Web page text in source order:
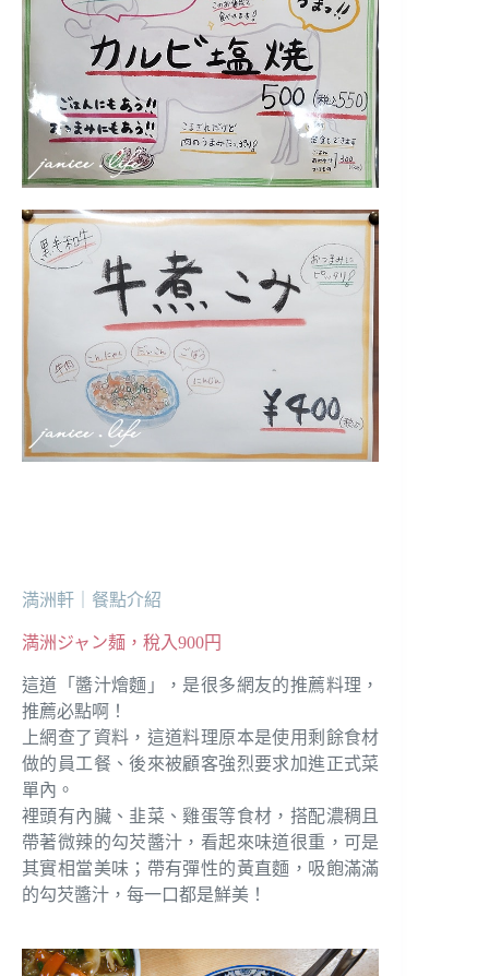
満洲軒｜餐點介紹
満洲ジャン麺，稅入900円
這道「醬汁燴麵」，是很多網友的推薦料理，
推薦必點啊！
上網查了資料，這道料理原本是使用剩餘食材
做的員工餐、後來被顧客強烈要求加進正式菜
單內。
裡頭有內臟、韭菜、雞蛋等食材，搭配濃稠且
帶著微辣的勾芡醬汁，看起來味道很重，可是
其實相當美味；帶有彈性的黃直麵，吸飽滿滿
的勾芡醬汁，每一口都是鮮美！